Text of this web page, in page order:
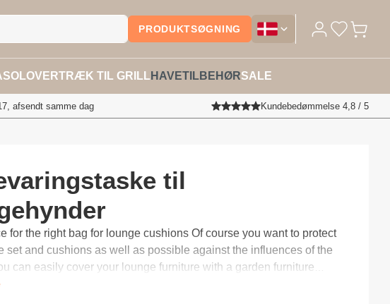
PRODUKTSØGNING
Overtræktilhavemøbler.dk -
OVERTRÆK TIL GRILL HAVETILBEHØRSALE
afsendt samme dag Kundebedømmelse 4,8 / 5
til
right bag for lounge cushions Of course you want to protect
set and cushions as well as possible against the influences of the
can easily cover your lounge furniture with a garden furniture
it is not recommended to leave your cushions under your